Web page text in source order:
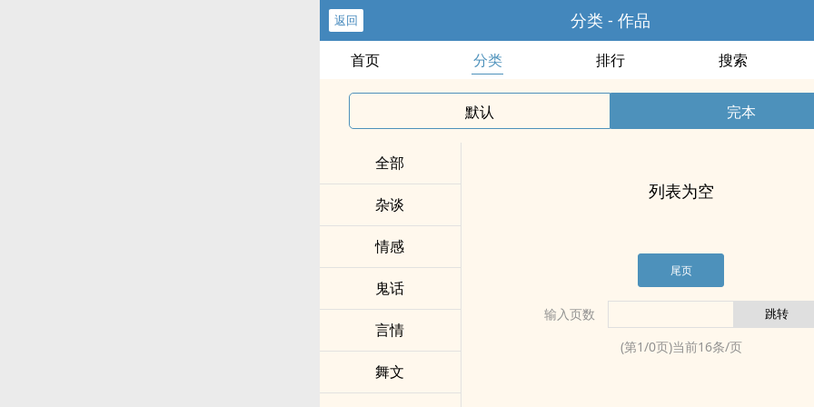
返回 分类 - 作品
首页 分类 排行 搜索
默认 完本
全部
杂谈
情感
鬼话
言情
舞文
列表为空
尾页
输入页数
(第1/0页)当前16条/页